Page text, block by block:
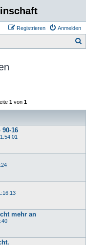
Anmelden
Registrieren
1von 1
16
mehr an